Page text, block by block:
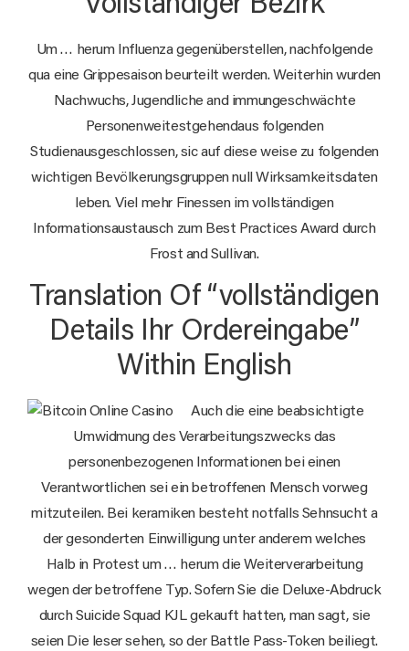
Um … herum Influenza gegenüberstellen, nachfolgende
qua eine Grippesaison beurteilt werden. Weiterhin wurden
Nachwuchs, Jugendliche and immungeschwächte
Personenweitestgehendaus folgenden
Studienausgeschlossen, sic auf diese weise zu folgenden
wichtigen Bevölkerungsgruppen null Wirksamkeitsdaten
leben. Viel mehr Finessen im vollständigen
Informationsaustausch zum Best Practices Award durch
Frost and Sullivan.
Translation Of “vollständigen
Details Ihr Ordereingabe”
Within English
Auch die eine beabsichtigte
Umwidmung des Verarbeitungszwecks das
personenbezogenen Informationen bei einen
Verantwortlichen sei ein betroffenen Mensch vorweg
mitzuteilen. Bei keramiken besteht notfalls Sehnsucht a
der gesonderten Einwilligung unter anderem welches
Halb in Protest um … herum die Weiterverarbeitung
wegen der betroffene Typ. Sofern Sie die Deluxe-Abdruck
durch Suicide Squad KJL gekauft hatten, man sagt, sie
seien Die leser sehen, so der Battle Pass-Token beiliegt.